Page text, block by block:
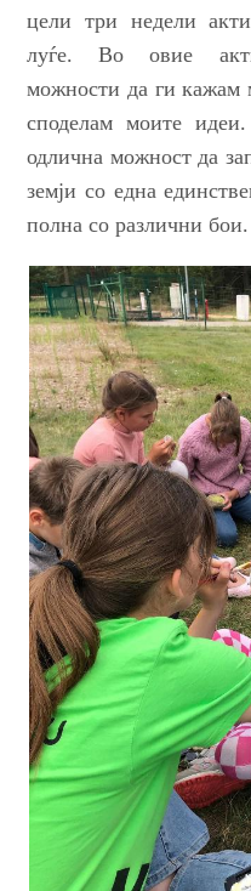
цели три недели
луѓе. Во овие
можности да ги кажам
споделам моите
одлична можност да
земјисо една
полна со различни бои.